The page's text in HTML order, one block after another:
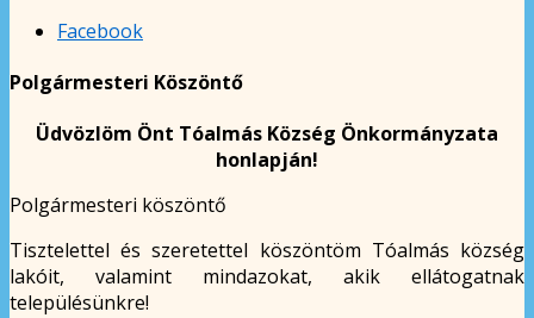
Facebook
Polgármesteri Köszöntő
Üdvözlöm Önt Tóalmás Község Önkormányzata
honlapján!
Polgármesteri köszöntő
Tisztelettel és szeretettel köszöntöm Tóalmás község
lakóit, valamint mindazokat, akik ellátogatnak
településünkre!